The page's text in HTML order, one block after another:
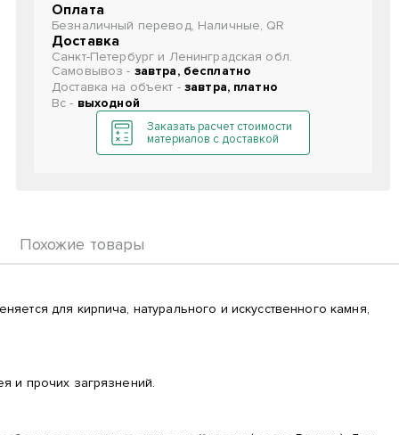
Оплата
Безналичный перевод, Наличные, QR
Доставка
Санкт-Петербург и Ленинградская обл.
Самовывоз - завтра, бесплатно
Доставка на объект - завтра, платно
Вс - выходной
Заказать расчет стоимости
материалов с доставкой
Похожие товары
для кирпича, натурального и искусственного камня,
и прочих загрязнений.